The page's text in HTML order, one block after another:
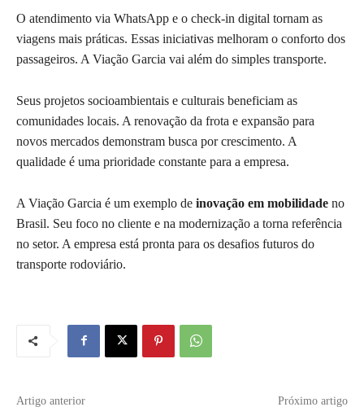
O atendimento via WhatsApp e o check-in digital tornam as
viagens mais práticas. Essas iniciativas melhoram o conforto dos
passageiros. A Viação Garcia vai além do simples transporte.
Seus projetos socioambientais e culturais beneficiam as
comunidades locais. A renovação da frota e expansão para
novos mercados demonstram busca por crescimento. A
qualidade é uma prioridade constante para a empresa.
A Viação Garcia é um exemplo de inovação em mobilidade no
Brasil. Seu foco no cliente e na modernização a torna referência
no setor. A empresa está pronta para os desafios futuros do
transporte rodoviário.
Artigo anterior Próximo artigo